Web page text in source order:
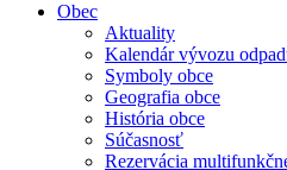
Obec
Aktuality
Kalendár vývozu
Symboly obce
Geografia obce
História obce
Súčasnosť
Rezervácia